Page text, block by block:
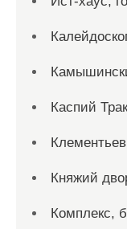
Каспий
Княжий
Комплекс,